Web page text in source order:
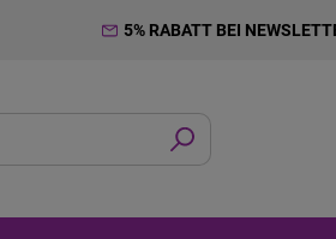
5% RABATT BEI